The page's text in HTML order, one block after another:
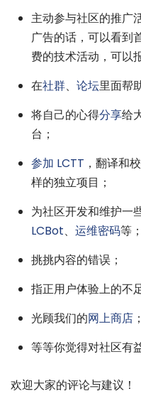
主动参与社区的推广
广告的话，可以看到
费的技术活动，可以
在社群、 论坛里面帮
将自己的心得分享给
台；
参加 LCTT ，翻译和
样的独立项目；
为社区开发和维护一
LCBot、 运维密码等；
挑挑内容的错误；
指正用户体验上的不
光顾我们的网上商店；
等等你觉得对社区有
欢迎大家的评论与建议！